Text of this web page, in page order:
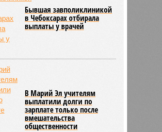
Бывшая завполиклиникой
в Чебоксарах отбирала
выплаты у врачей
В Марий Эл учителям
выплатили долги по
зарплате только после
вмешательства
общественности